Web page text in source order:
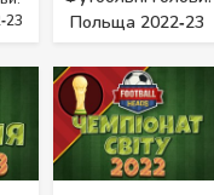
Польща 2022‑23